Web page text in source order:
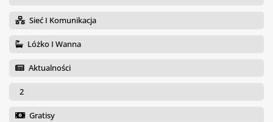
Sieć I Komunikacja
Lóżko I Wanna
Aktualności
2
Gratisy